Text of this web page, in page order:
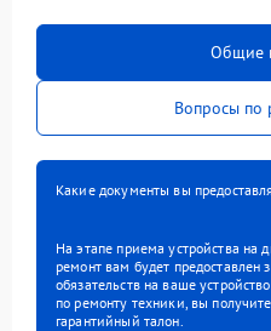
Общие
Вопросы по
Какие документы вы
На этапе приема устройства на
ремонт вам будет предоставлен
обязательств на ваше
по ремонту техники, вы
гарантийный талон.